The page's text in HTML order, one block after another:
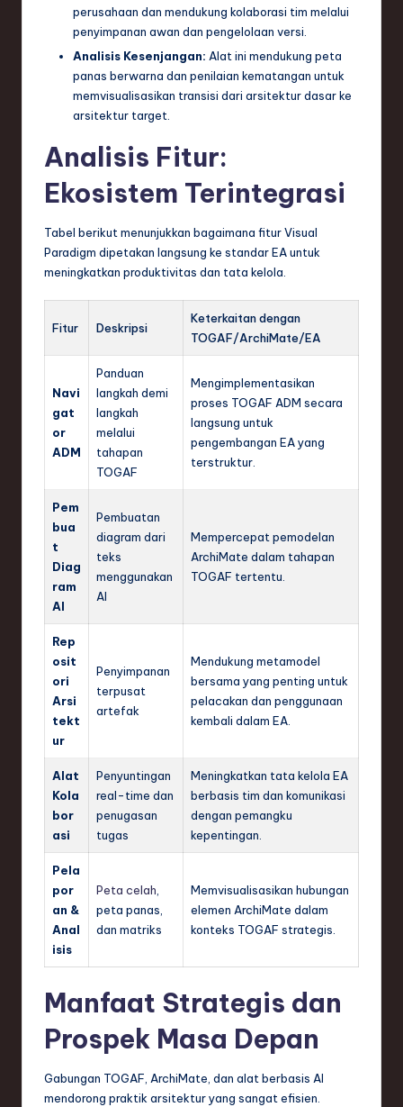
perusahaan dan mendukung kolaborasi tim melalui
penyimpanan awan dan pengelolaan versi.
Analisis Kesenjangan: Alat ini mendukung peta
panas berwarna dan penilaian kematangan untuk
memvisualisasikan transisi dari arsitektur dasar ke
arsitektur target.
Analisis Fitur:
Ekosistem Terintegrasi
Tabel berikut menunjukkan bagaimana fitur Visual
Paradigm dipetakan langsung ke standar EA untuk
meningkatkan produktivitas dan tata kelola.
Fitur Deskripsi
Keterkaitan dengan
TOGAF/ArchiMate/EA
Navi
gat
or
ADM
Panduan
langkah demi
langkah
melalui
tahapan
TOGAF
Mengimplementasikan
proses TOGAF ADM secara
langsung untuk
pengembangan EA yang
terstruktur.
Pem
bua
t
Diag
ram
AI
Pembuatan
diagram dari
teks
menggunakan
AI
Mempercepat pemodelan
ArchiMate dalam tahapan
TOGAF tertentu.
Rep
osit
ori
Arsi
tekt
ur
Penyimpanan
terpusat
artefak
Mendukung metamodel
bersama yang penting untuk
pelacakan dan penggunaan
kembali dalam EA.
Alat
Kola
bor
asi
Penyuntingan
real-time dan
penugasan
tugas
Meningkatkan tata kelola EA
berbasis tim dan komunikasi
dengan pemangku
kepentingan.
Pela
por
an &
Anal
isis
Peta celah
peta panas,
dan matriks
Memvisualisasikan hubungan
elemen ArchiMate dalam
konteks TOGAF strategis.
Manfaat Strategis dan
Prospek Masa Depan
Gabungan TOGAF, ArchiMate, dan alat berbasis AI
mendorong praktik arsitektur yang sangat efisien.